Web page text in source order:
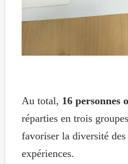
Au total, 16 personnes
réparties en trois
favoriser la diversité des
expériences.